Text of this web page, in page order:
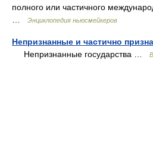
полного или частичного
Энциклопедия ньюсмейкеров
Непризнанные и частично
Непризнанные государства …